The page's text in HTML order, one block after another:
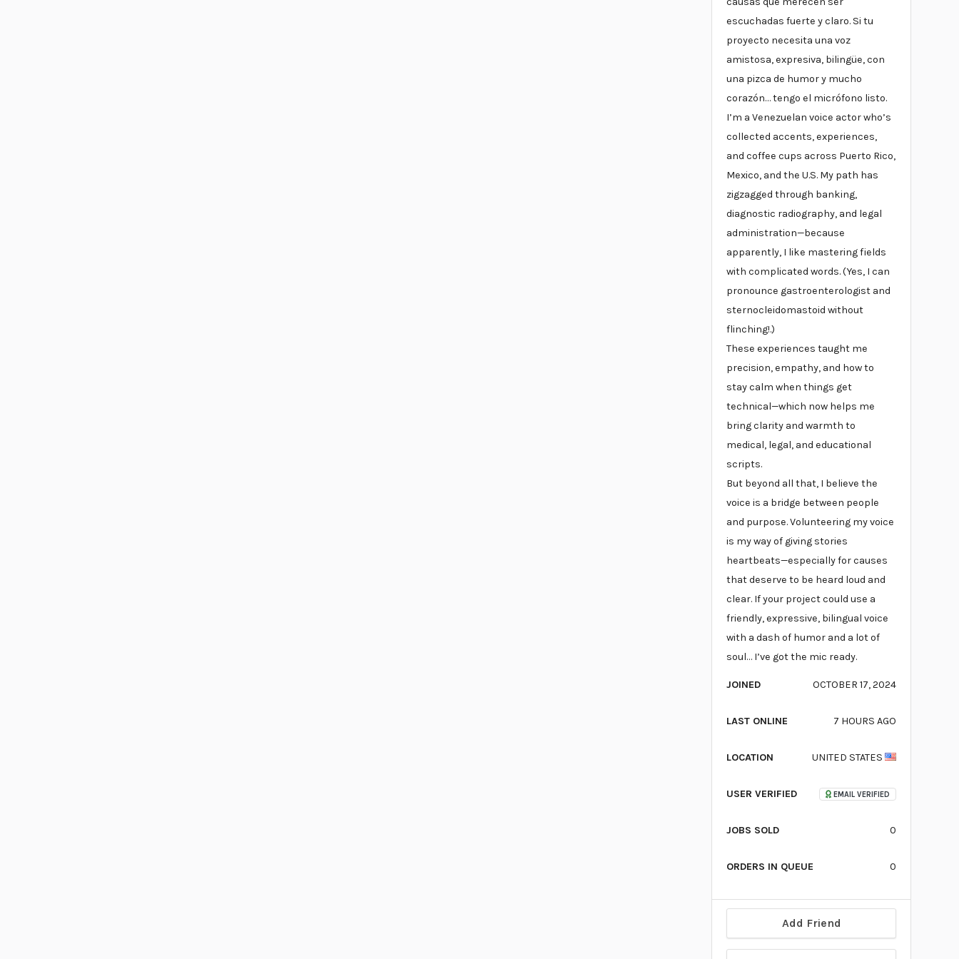
escuchadas fuerte y claro. Si tu
proyecto necesita una voz
amistosa, expresiva, bilingüe, con
una pizca de humor y mucho
corazón… tengo el micrófono listo.
I’m a Venezuelan voice actor who’s
collected accents, experiences,
and coffee cups across Puerto Rico,
Mexico, and the U.S. My path has
zigzagged through banking,
diagnostic radiography, and legal
administration—because
apparently, I like mastering fields
with complicated words. (Yes, I can
pronounce gastroenterologist and
sternocleidomastoid without
flinching!.)
These experiences taught me
precision, empathy, and how to
stay calm when things get
technical—which now helps me
bring clarity and warmth to
medical, legal, and educational
scripts.
But beyond all that, I believe the
voice is a bridge between people
and purpose. Volunteering my voice
is my way of giving stories
heartbeats—especially for causes
that deserve to be heard loud and
clear. If your project could use a
friendly, expressive, bilingual voice
with a dash of humor and a lot of
soul… I’ve got the mic ready.
JOINED OCTOBER 17, 2024
LAST ONLINE 7 HOURS AGO
LOCATION UNITED STATES
USER VERIFIED EMAIL VERIFIED
JOBS SOLD 0
ORDERS IN QUEUE 0
Add Friend